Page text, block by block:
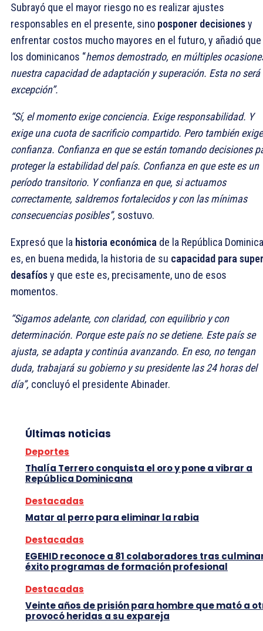
Subrayó que el mayor riesgo no es realizar ajustes
responsables en el presente, sino posponer decisionesy
enfrentar costos mucho mayores en el futuro, y añadió que
los dominicanos “hemos demostrado, en múltiples
nuestra capacidad de adaptación y superación. Esta no será
excepción”.
“Sí, el momento exige conciencia. Exige responsabilidad. Y
exige una cuota de sacrificio compartido. Pero también exige
confianza. Confianza en que se están tomando decisiones
proteger la estabilidad del país. Confianza en que este es un
período transitorio. Y confianza en que, si actuamos
correctamente, saldremos fortalecidos y con las mínimas
consecuencias posibles”, sostuvo.
Expresó que la historia económica de la República
es, en buena medida, la historia de su capacidad para
desafíosy que este es, precisamente, uno de esos
momentos.
“Sigamos adelante, con claridad, con equilibrio y con
determinación. Porque este país no se detiene. Este país se
ajusta, se adapta y continúa avanzando. En eso, no tengan
duda, trabajará su gobierno y su presidente las 24 horas del
día”, concluyó el presidente Abinader.
Últimas noticias
Deportes
Thalía Terrero conquista el oro y pone a vibrar a
República Dominicana
Destacadas
Matar al perro para eliminar la rabia
Destacadas
EGEHID reconoce a 81 colaboradores tras
éxito programas de formación profesional
Destacadas
Veinte años de prisión para hombre que mató a
provocó heridas a su expareja